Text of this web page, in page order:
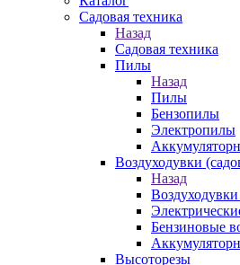
Садовая техника
Назад
Садовая техника
Пилы
Назад
Пилы
Бензопилы
Электропилы
Воздуходувки
Назад
Бензиновые
Высоторезы